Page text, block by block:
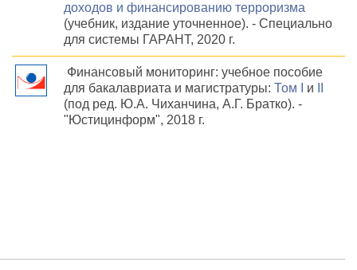
доходов и финансированию терроризма
(учебник, издание уточненное). - Специально
для системы ГАРАНТ, 2020 г.
Финансовый мониторинг: учебное пособие
для бакалавриата и магистратуры: Том I и
(под ред. Ю.А. Чиханчина, А.Г. Братко). -
"Юстицинформ", 2018 г.